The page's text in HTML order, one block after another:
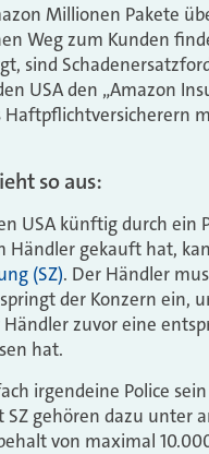
Millionen Pakete
Weg zum Kunden
sind
USA den „Amazon
so aus:
USA künftig durch ein
gekauft hat,
(SZ). Der Händler
der Konzern ein,
zuvor eine
hat.
irgendeine Police
SZ gehören dazu unter
von maximal